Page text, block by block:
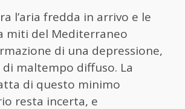
l’aria fredda in arrivo e le
miti del Mediterraneo
di una depressione,
maltempo diffuso. La
di questo minimo
resta incerta, e